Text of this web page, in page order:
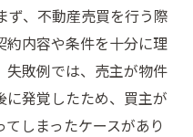
ず、不動産売買を行う際
約内容や条件を十分に理
敗例では、売主が物件
に発覚したため、買主が
しまったケースがあり